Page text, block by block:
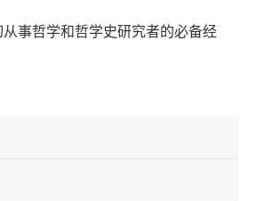
事哲学和哲学史研究者的必备经